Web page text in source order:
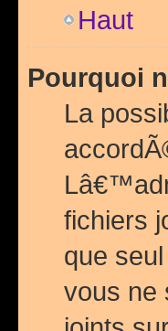
Haut
Pourquoi
La
fichiers
que
vous ne